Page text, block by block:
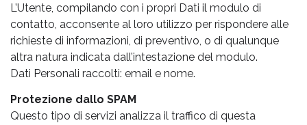
L’Utente, compilando con i propri Dati il modulo di
contatto, acconsente al loro utilizzo per rispondere alle
richieste di informazioni, di preventivo, o di qualunque
altra natura indicata dall’intestazione del modulo.
Dati Personali raccolti: email e nome.
Protezione dallo SPAM
Questo tipo di servizi analizza il traffico di questa